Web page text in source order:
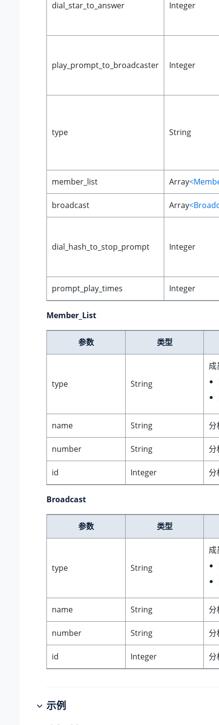
dial_star_to_answer Integer
play_prompt_to_broadcaster Integer
type String
member_list Array
broadcast Array
dial_hash_to_stop_prompt Integer
prompt_play_times Integer
Member_List
参数 类型
type String
成
name String 分
number String 分
id Integer 分
Broadcast
参数 类型
type String
成
name String 分
number String 分
id Integer 分
示例